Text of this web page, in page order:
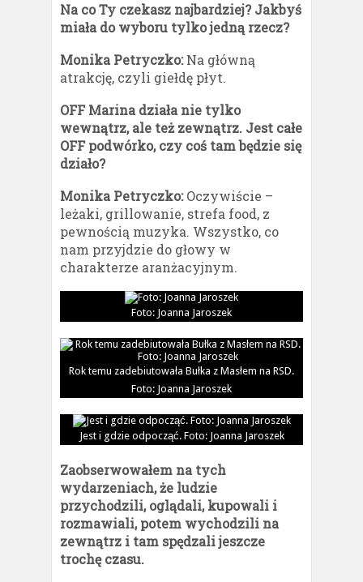
Na co Ty czekasz najbardziej? Jakbyś
miała do wyboru tylko jedną rzecz?
Monika Petryczko:Na główną
atrakcję, czyli giełdę płyt.
OFF Marina działa nie tylko
wewnątrz, ale też zewnątrz. Jest całe
OFF podwórko, czy coś tam będzie się
działo?
Monika Petryczko:Oczywiście –
leżaki, grillowanie, strefa food, z
pewnością muzyka. Wszystko, co
nam przyjdzie do głowy w
charakterze aranżacyjnym.
Foto: Joanna Jaroszek
Rok temu zadebiutowała Bułka z Masłem na RSD.
Foto: Joanna Jaroszek
Jest i gdzie odpocząć. Foto: Joanna Jaroszek
Zaobserwowałem na tych
wydarzeniach, że ludzie
przychodzili, oglądali, kupowali i
rozmawiali, potem wychodzili na
zewnątrz i tam spędzali jeszcze
trochę czasu.